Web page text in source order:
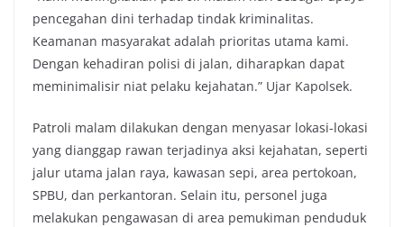
pencegahan dini terhadap tindak kriminalitas.
Keamanan masyarakat adalah prioritas utama kami.
Dengan kehadiran polisi di jalan, diharapkan dapat
meminimalisir niat pelaku kejahatan.” Ujar Kapolsek.
Patroli malam dilakukan dengan menyasar lokasi-lokasi
yang dianggap rawan terjadinya aksi kejahatan, seperti
jalur utama jalan raya, kawasan sepi, area pertokoan,
SPBU, dan perkantoran. Selain itu, personel juga
melakukan pengawasan di area pemukiman penduduk